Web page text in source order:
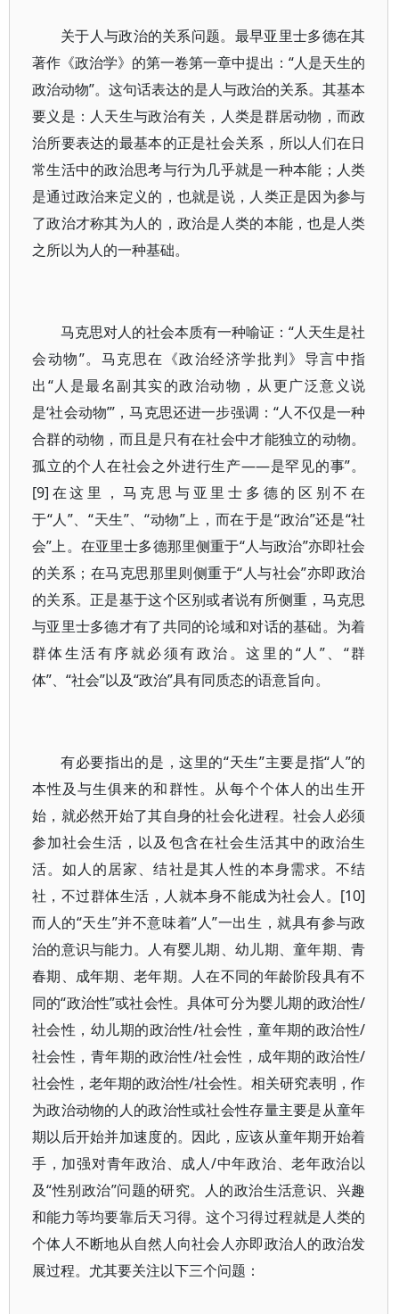
关于人与政治的关系问题。最早亚里士多德在其
著作《政治学》的第一卷第一章中提出：“人是天生的
政治动物”。这句话表达的是人与政治的关系。其基本
要义是：人天生与政治有关，人类是群居动物，而政
治所要表达的最基本的正是社会关系，所以人们在日
常生活中的政治思考与行为几乎就是一种本能；人类
是通过政治来定义的，也就是说，人类正是因为参与
了政治才称其为人的，政治是人类的本能，也是人类
之所以为人的一种基础。
马克思对人的社会本质有一种喻证：“人天生是社
会动物”。马克思在《政治经济学批判》导言中指
出“人是最名副其实的政治动物，从更广泛意义说
是‘社会动物’”，马克思还进一步强调：“人不仅是一种
合群的动物，而且是只有在社会中才能独立的动物。
孤立的个人在社会之外进行生产——是罕见的事”。
[9]在这里，马克思与亚里士多德的区别不在
于“人”、“天生”、“动物”上，而在于是“政治”还是“社
会”上。在亚里士多德那里侧重于“人与政治”亦即社会
的关系；在马克思那里则侧重于“人与社会”亦即政治
的关系。正是基于这个区别或者说有所侧重，马克思
与亚里士多德才有了共同的论域和对话的基础。为着
群体生活有序就必须有政治。这里的“人”、“群
体”、“社会”以及“政治”具有同质态的语意旨向。
有必要指出的是，这里的“天生”主要是指“人”的
本性及与生俱来的和群性。从每个个体人的出生开
始，就必然开始了其自身的社会化进程。社会人必须
参加社会生活，以及包含在社会生活其中的政治生
活。如人的居家、结社是其人性的本身需求。不结
社，不过群体生活，人就本身不能成为社会人。[10]
而人的“天生”并不意味着“人”一出生，就具有参与政
治的意识与能力。人有婴儿期、幼儿期、童年期、青
春期、成年期、老年期。人在不同的年龄阶段具有不
同的“政治性”或社会性。具体可分为婴儿期的政治性/
社会性，幼儿期的政治性/社会性，童年期的政治性/
社会性，青年期的政治性/社会性，成年期的政治性/
社会性，老年期的政治性/社会性。相关研究表明，作
为政治动物的人的政治性或社会性存量主要是从童年
期以后开始并加速度的。因此，应该从童年期开始着
手，加强对青年政治、成人/中年政治、老年政治以
及“性别政治”问题的研究。人的政治生活意识、兴趣
和能力等均要靠后天习得。这个习得过程就是人类的
个体人不断地从自然人向社会人亦即政治人的政治发
展过程。尤其要关注以下三个问题：